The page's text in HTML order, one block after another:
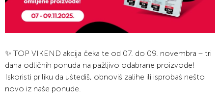
✨ TOP VIKEND akcija čeka te od 07. do 09. novembra – tri
dana odličnih ponuda na pažljivo odabrane proizvode!
Iskoristi priliku da uštediš, obnoviš zalihe ili isprobaš nešto
novo iz naše ponude.